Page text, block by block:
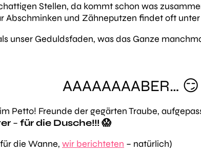
Stellen, da kommt schon was
Abschminken und Zähneputzen findet oft
unser Geduldsfaden, was das Ganze
AAAAAAAABER… 😏
Petto! Freunde der gegärten Traube,
– für die Dusche!!! 😱
die Wanne, wir berichteten – natürlich)